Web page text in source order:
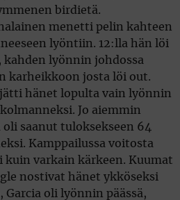
birdietä.
menetti pelin kahteen
lyöntiin. 12:lla hän löi
kahden lyönnin johdossa
karheikkoon josta löi out.
hänet lopulta vain lyönnin
Jo aiemmin
oli saanut tuloksekseen 64
Kamppailussa voitosta
kuin varkain kärkeen. Kuumat
nostivat hänet ykköseksi
oli lyönnin päässä,